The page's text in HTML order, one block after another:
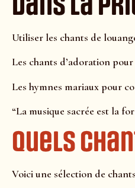
Utiliser les chants de
Les chants d’adoration
Les hymnes mariaux pour
“La musique sacrée est la
Quels
Voici une sélection de